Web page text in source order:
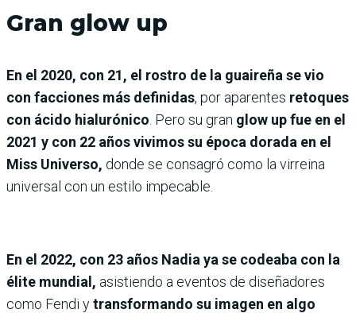
Gran glow up
En el 2020, con 21, el rostro de la guaireña se vio
con facciones más definidas, por aparentes retoques
con ácido hialurónico . Pero su gran glow up fue en el
2021 y con 22 años vivimos su época dorada en el
Miss Universo, donde se consagró como la virreina
universal con un estilo impecable.
En el 2022, con 23 años Nadia ya se codeaba con la
élite mundial, asistiendo a eventos de diseñadores
como Fendi ytransformando su imagen en algo